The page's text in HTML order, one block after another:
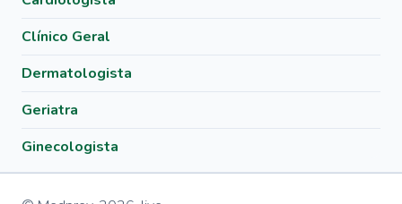
Clínico Geral
Dermatologista
Geriatra
Ginecologista